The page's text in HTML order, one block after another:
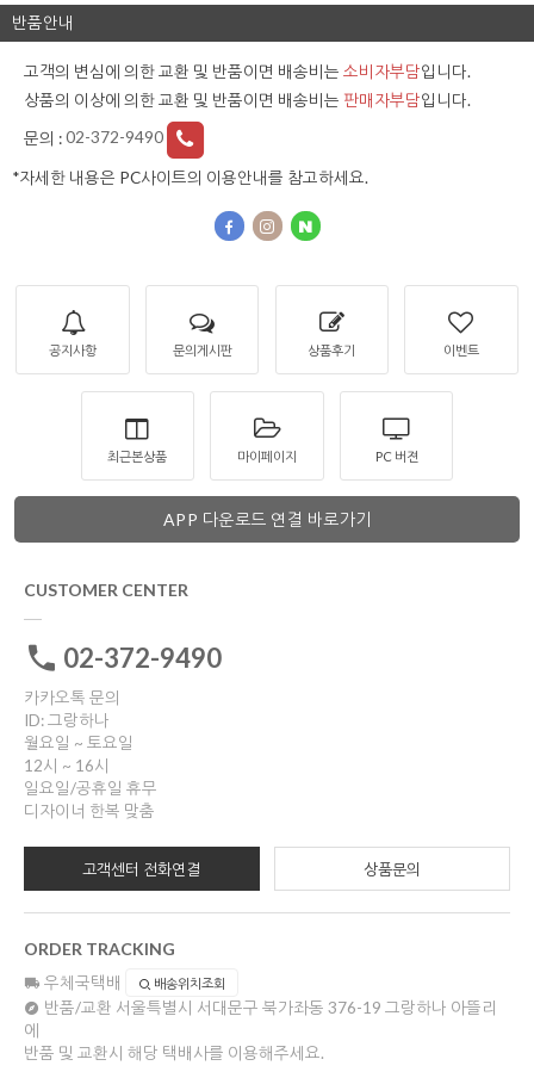
반품안내
고객의 변심에 의한 교환 및 반품이면 배송비는 소비자부담입니다.
상품의 이상에 의한 교환 및 반품이면 배송비는 판매자부담입니다.
문의 :02-372-9490
*자세한 내용은 PC사이트의 이용안내를 참고하세요.
공지사항 문의게시판 상품후기 이벤트
최근본상품 마이페이지 PC 버젼
APP 다운로드 연결 바로가기
CUSTOMER CENTER
02-372-9490
카카오톡 문의
ID: 그랑하나
월요일 ~ 토요일
12시 ~ 16시
일요일/공휴일 휴무
디자이너 한복 맞춤
고객센터 전화연결 상품문의
ORDER TRACKING
우체국택배 배송위치조회
반품/교환 서울특별시 서대문구 북가좌동 376-19 그랑하나 아뜰리
에
반품 및 교환시 해당 택배사를 이용해주세요.